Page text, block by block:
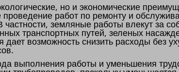
но и экономические
проведение работ по ремонту и
земляные работы влекут за
транспортных путей, зеленых
дает возможность снизить расходы без
выполнения работы и уменьшения